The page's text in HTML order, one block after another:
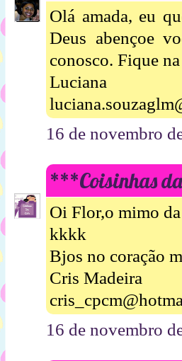
Olá amada, eu
Deus abençoe
conosco. Fique
Luciana
16 de novembro
***Coisinhas
Oi Flor,o mimo
kkkk
Bjos no coração
Cris Madeira
16 de novembro